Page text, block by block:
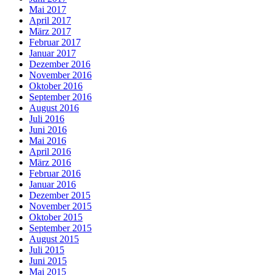
Mai 2017
April 2017
März 2017
Februar 2017
Januar 2017
Dezember 2016
November 2016
Oktober 2016
September 2016
August 2016
Juli 2016
Juni 2016
Mai 2016
April 2016
März 2016
Februar 2016
Januar 2016
Dezember 2015
November 2015
Oktober 2015
September 2015
August 2015
Juli 2015
Juni 2015
Mai 2015